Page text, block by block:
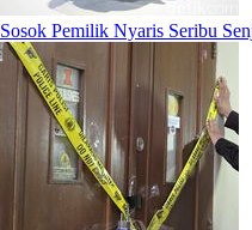
Sosok Pemilik Nyaris Seribu